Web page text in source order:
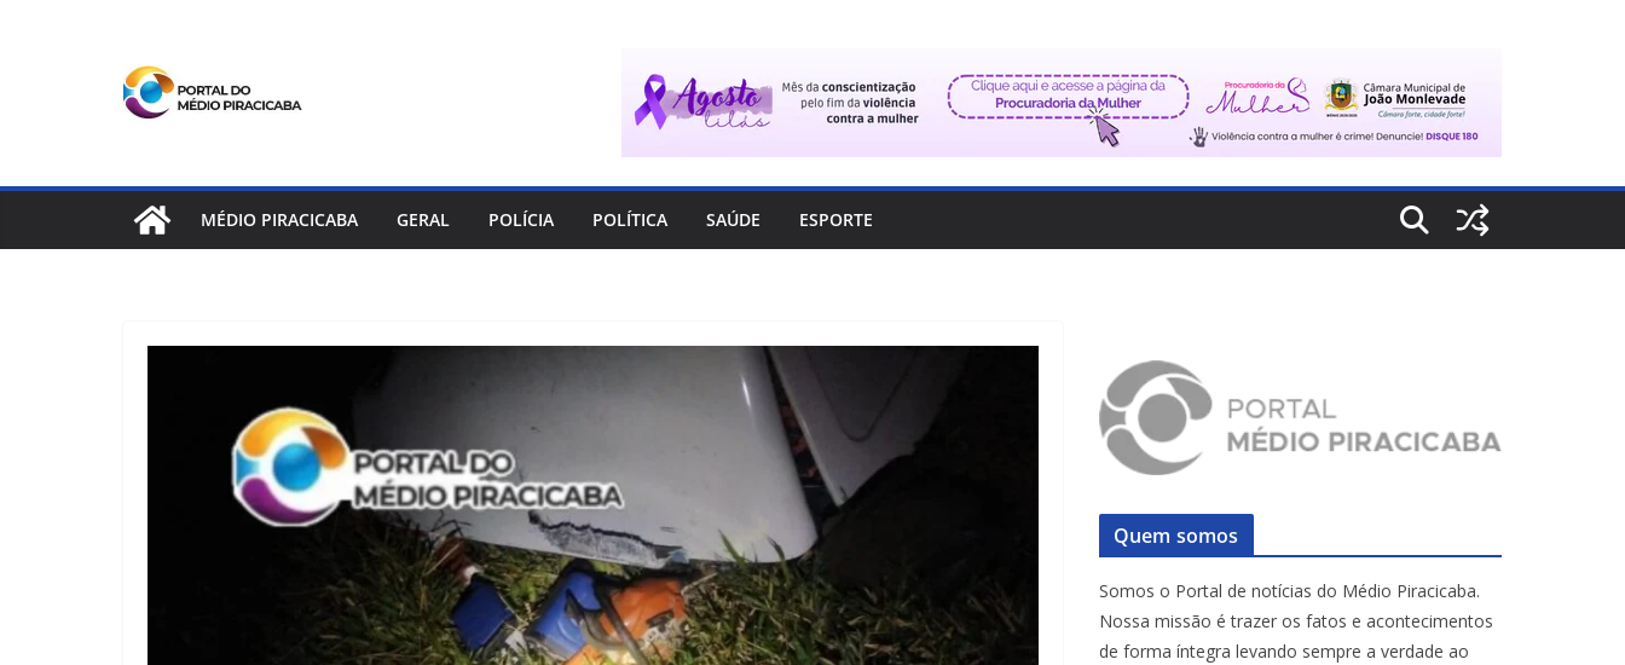
MÉDIO PIRACICABA GERAL POLÍCIA POLÍTICA SAÚDE ESPORTE
Quem somos
Somos o Portal de notícias do Médio Piracicaba.
Nossa missão é trazer os fatos e acontecimentos
de forma íntegra levando sempre a verdade ao